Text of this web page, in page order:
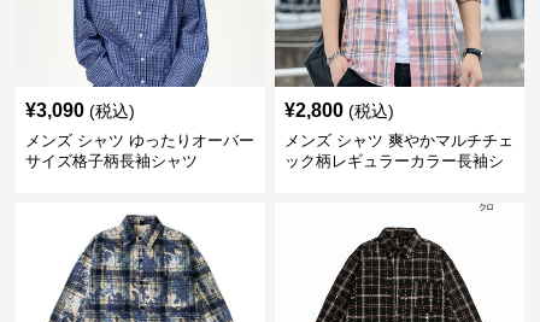
¥3,090 (税込)
メンズ シャツ ゆったりオーバー
サイズ格子柄長袖シャツ
¥2,800 (税込)
メンズ シャツ 爽やかマルチチェ
ック柄レギュラーカラー長袖シ